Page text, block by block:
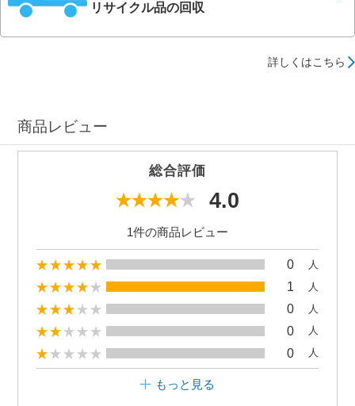
リサイクル品の回収
詳しくはこちら
商品レビュー
総合評価
4.0
1件の商品レビュー
0 人
1 人
0 人
0 人
0 人
もっと見る